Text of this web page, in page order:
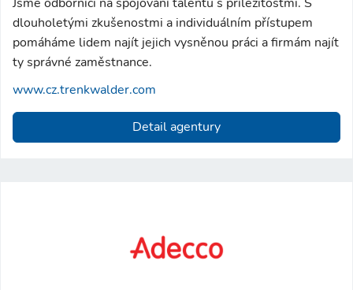
dlouholetými zkušenostmi a individuálním přístupem
pomáháme lidem najít jejich vysněnou práci a firmám najít
ty správné zaměstnance.
www.cz.trenkwalder.com
Detail agentury